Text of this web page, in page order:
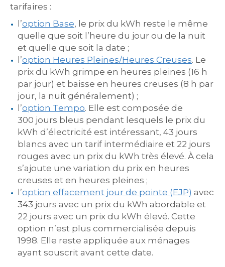
tarifaires :
l’option Base, le prix du kWh reste le même
quelle que soit l’heure du jour ou de la nuit
et quelle que soit la date ;
l’option Heures Pleines/Heures Creuses. Le
prix du kWh grimpe en heures pleines (16 h
par jour) et baisse en heures creuses (8 h par
jour, la nuit généralement) ;
l’option Tempo. Elle est composée de
300 jours bleus pendant lesquels le prix du
kWh d’électricité est intéressant, 43 jours
blancs avec un tarif intermédiaire et 22 jours
rouges avec un prix du kWh très élevé. À cela
s’ajoute une variation du prix en heures
creuses et en heures pleines ;
l’option effacement jour de pointe (EJP) avec
343 jours avec un prix du kWh abordable et
22 jours avec un prix du kWh élevé. Cette
option n’est plus commercialisée depuis
1998. Elle reste appliquée aux ménages
ayant souscrit avant cette date.